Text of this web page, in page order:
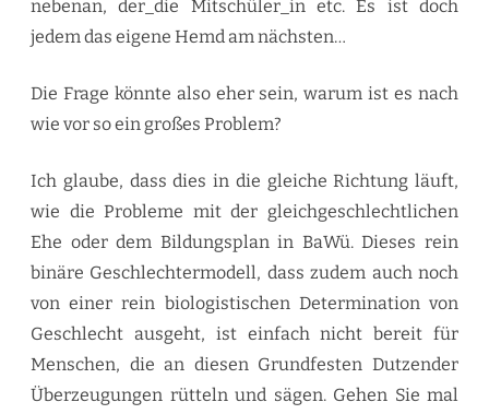
nebenan, der_die Mitschüler_in etc. Es ist doch
jedem das eigene Hemd am nächsten…
Die Frage könnte also eher sein, warum ist es nach
wie vor so ein großes Problem?
Ich glaube, dass dies in die gleiche Richtung läuft,
wie die Probleme mit der gleichgeschlechtlichen
Ehe oder dem Bildungsplan in BaWü. Dieses rein
binäre Geschlechtermodell, dass zudem auch noch
von einer rein biologistischen Determination von
Geschlecht ausgeht, ist einfach nicht bereit für
Menschen, die an diesen Grundfesten Dutzender
Überzeugungen rütteln und sägen. Gehen Sie mal